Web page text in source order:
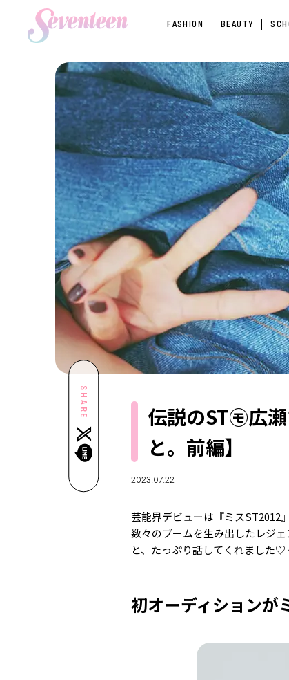
FASHION BEAUTY
SHARE
伝説のST㋲広
と。前編】
2023.07.22
芸能界デビューは『ミスST2012
数々のブームを生み出したレジ
と、たっぷり話してくれました
初オーディションが